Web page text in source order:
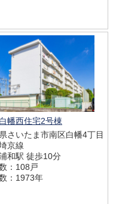
幡西住宅2号棟
さいたま市南区白幡4丁目
京線
和駅 徒歩10分
：108戸
：1973年